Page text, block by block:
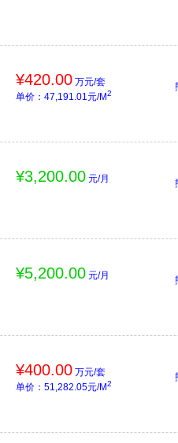
¥420.00 万元/套
单价：47,191.01元/M2
¥3,200.00 元/月
¥5,200.00 元/月
¥400.00 万元/套
单价：51,282.05元/M2